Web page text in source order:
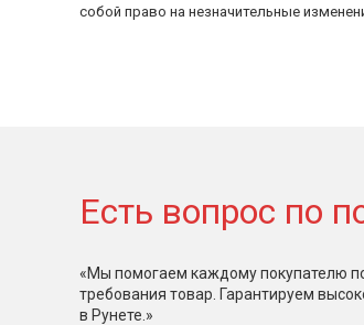
собой право на незначительные
Есть вопрос по
«Мы помогаем каждому покупателю
требования товар. Гарантируем
в Рунете.»